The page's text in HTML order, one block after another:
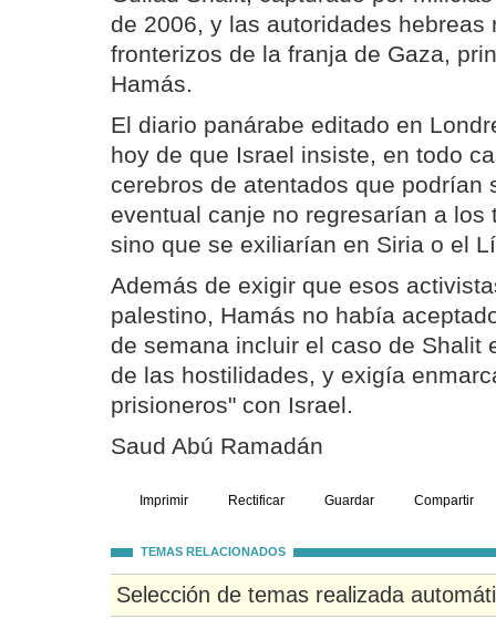
de 2006, y las autoridades hebreas
fronterizos de la franja de Gaza,
Hamás.
El diario panárabe editado en
hoy de que Israel insiste, en todo
cerebros de atentados que podrían
eventual canje no regresarían a los
sino que se exiliarían en Siria o el
Además de exigir que esos
palestino, Hamás no había
de semana incluir el caso de Shalit
de las hostilidades, y exigía
prisioneros" con Israel.
Saud Abú Ramadán
Imprimir Rectificar Guardar Compartir
TEMAS RELACIONADOS
Selección de temas realizada